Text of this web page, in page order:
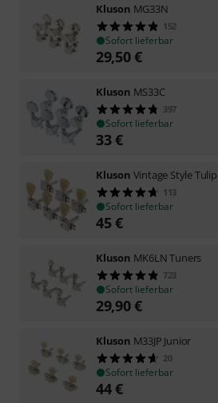
Kluson MG33N
152
Sofort lieferbar
29,50€
Kluson MS33C
397
Sofort lieferbar
33€
Kluson Vintage Style
113
Sofort lieferbar
45€
Kluson MK6LN Tuners
723
Sofort lieferbar
29,90€
Kluson M33JP Junior
20
Sofort lieferbar
44€